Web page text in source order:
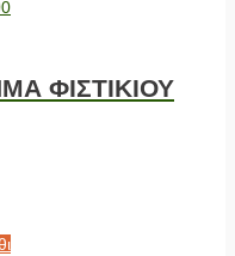
ΦΙΣΤΙΚΙΟΥ